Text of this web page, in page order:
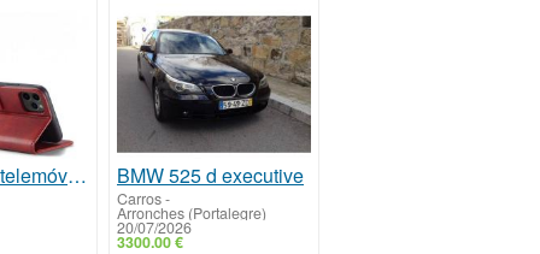
Capas para telemóveis – proteção e estilo | MobPartStore.pt BMW 525 d executive
Carros-
Arronches (Portalegre)
20/07/2026
3300.00 €